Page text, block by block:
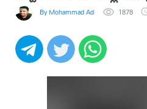
By Mohammad Adil Anwar 1878